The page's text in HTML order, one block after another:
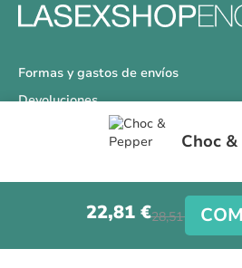
Choc
22,81 €28,51 €
Formas y gastos de envíos
Devoluciones
Información Tallas
Nuestra Tienda
Aviso Legal
Síguenos en nuestras redes sociales